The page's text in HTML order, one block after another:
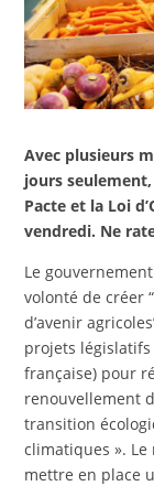
Avec plusieurs
jours
Pacte et la Loi
vendredi. Ne
Le
volonté de créer
d’avenir
projets
française) pour
renouvellement
transition
climatiques ».
mettre en place